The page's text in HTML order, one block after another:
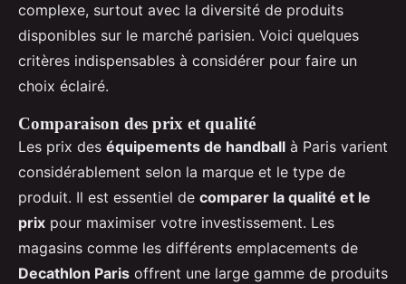
complexe, surtout avec la diversité de produits
disponibles sur le marché parisien. Voici quelques
critères indispensables à considérer pour faire un
choix éclairé.
Comparaison des prix et qualité
Les prix des équipements de handball à Paris varient
considérablement selon la marque et le type de
produit. Il est essentiel de comparer la qualité et le
prix pour maximiser votre investissement. Les
magasins comme les différents emplacements de
Decathlon Paris offrent une large gamme de produits